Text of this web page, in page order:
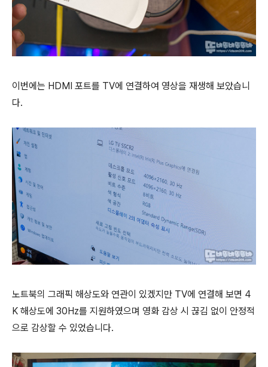
이번에는 HDMI 포트를 TV에 연결하여 영상을 재생해 보았습니
다.
노트북의 그래픽 해상도와 연관이 있겠지만 TV에 연결해 보면 4
K 해상도에 30Hz를 지원하였으며 영화 감상 시 끊김 없이 안정적
으로 감상할 수 있었습니다.